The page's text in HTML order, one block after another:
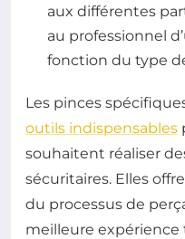
aux différentes
au professionnel
fonction du type
Les pinces
outils indispensables
souhaitent réaliser
sécuritaires. Elles
du processus de
meilleure